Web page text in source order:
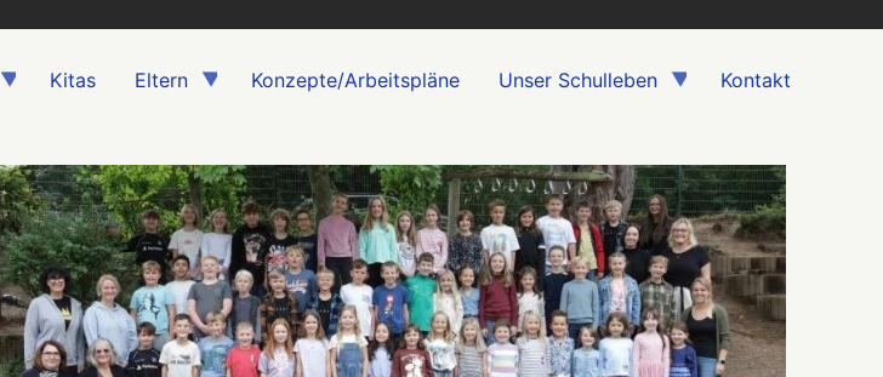
Kitas Eltern Konzepte/Arbeitspläne Unser Schulleben
Kontakt